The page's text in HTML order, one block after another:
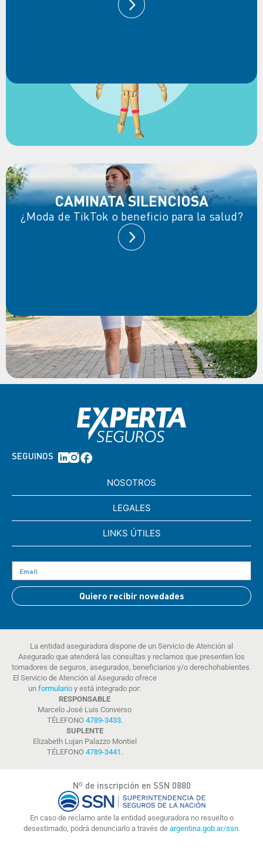
CAMINATA SILENCIOSA
¿Moda de TikTok o beneficio para la salud?
SEGUINOS
NOSOTROS
LEGALES
LINKS ÚTILES
Quiero recibir novedades
La entidad aseguradora dispone de un Servicio de Atención al
Asegurado que atenderá las consultas y reclamos que presenten los
tomadores de seguros, asegurados, beneficiarios y/o derechohabientes.
El Servicio de Atención al Asegurado ofrece
un formulario y está integrado por:
RESPONSABLE
Marcelo José Luis Converso
TÉLEFONO 4789-3433.
SUPLENTE
Elizabeth Lujan Palazzo Montiel
TÉLEFONO 4789-3441 .
Nº de inscripción en SSN 0880
En caso de reclamo ante la entidad aseguradora no resuelto o
desestimado, podrá denunciarlo a través de argentina.gob.ar/ssn.